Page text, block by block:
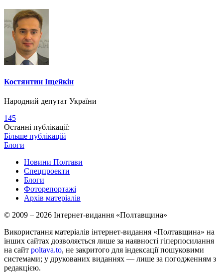
Костянтин Іщейкін
Народний депутат України
145
Останні публікації:
Більше публікацій
Блоги
Новини Полтави
Спецпроекти
Блоги
Фоторепортажі
Архів матеріалів
© 2009 – 2026 Інтернет-видання «Полтавщина»
Використання матеріалів інтернет-видання «Полтавщина» на
інших сайтах дозволяється лише за наявності гіперпосилання
на сайт poltava.to, не закритого для індексації пошуковими
системами; у друкованих виданнях — лише за погодженням з
редакцією.